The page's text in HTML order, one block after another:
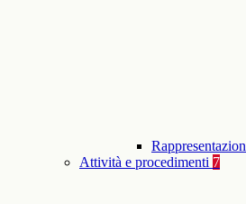
Attività e procedimenti 7